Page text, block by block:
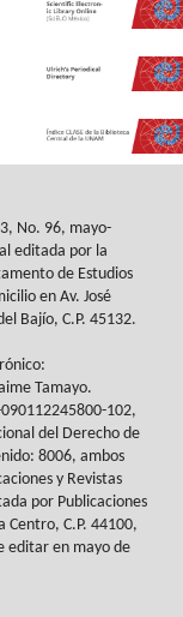
No. 96, mayo-
editada por la
de Estudios
en Av. José
Bajío, C.P. 45132.
Tamayo.
102,
del Derecho de
8006, ambos
y Revistas
por Publicaciones
Centro, C.P. 44100,
editar en mayo de